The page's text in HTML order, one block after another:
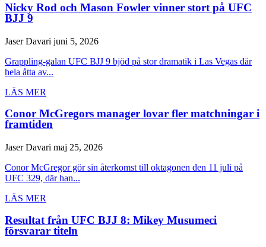
Nicky Rod och Mason Fowler vinner stort på UFC
BJJ 9
Jaser Davari juni 5, 2026
Grappling-galan UFC BJJ 9 bjöd på stor dramatik i Las Vegas där
hela åtta av...
LÄS MER
Conor McGregors manager lovar fler matchningar i
framtiden
Jaser Davari maj 25, 2026
Conor McGregor gör sin återkomst till oktagonen den 11 juli på
UFC 329, där han...
LÄS MER
Resultat från UFC BJJ 8: Mikey Musumeci
försvarar titeln